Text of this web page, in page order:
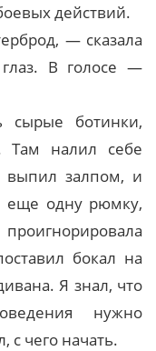
действий.
— сказала
В голосе —
сырые ботинки,
Там налил себе
залпом, и
еще одну рюмку,
бокал на
Я знал, что
нужно
с чего начать.